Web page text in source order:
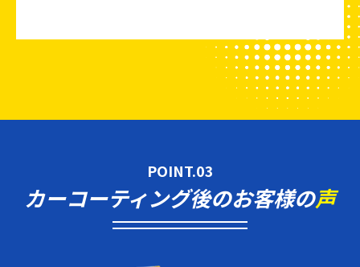
POINT.03
カーコーティング後のお客様の声